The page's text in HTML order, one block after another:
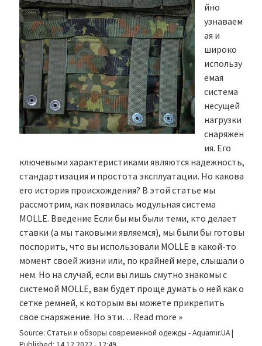
йно
узнаваем
ая и
широко
использу
емая
система
несущей
нагрузки
снаряжен
ия. Его
ключевыми характеристиками являются надежность,
стандартизация и простота эксплуатации. Но какова
его история происхождения? В этой статье мы
рассмотрим, как появилась модульная система
MOLLE. Введение Если бы мы были теми, кто делает
ставки (а мы таковыми являемся), мы были бы готовы
поспорить, что вы использовали MOLLE в какой-то
момент своей жизни или, по крайней мере, слышали о
нем. Но на случай, если вы лишь смутно знакомы с
системой MOLLE, вам будет проще думать о ней как о
сетке ремней, к которым вы можете прикрепить
свое снаряжение. Но эти… Read more »
Source: Статьи и обзоры современной одежды - Aquamir.UA|